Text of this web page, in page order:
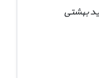
بهشتی